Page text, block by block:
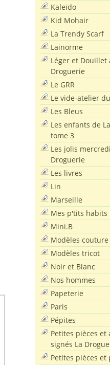
Kaleïdo
Kid Mohair
La Trendy Scarf
Lainorme
Léger et Douillet
Droguerie
Le GRR
Le vide-atelier
Les Bleus
Les enfants de
tome 3
Les jolis
Droguerie
Les livres
Lin
Marseille
Mes p'tits habits
Mini.B
Modèles couture
Modèles tricot
Noir et Blanc
Nos hommes
Papeterie
Paris
Pépites
Petites pièces et
signés La
Petites pièces et